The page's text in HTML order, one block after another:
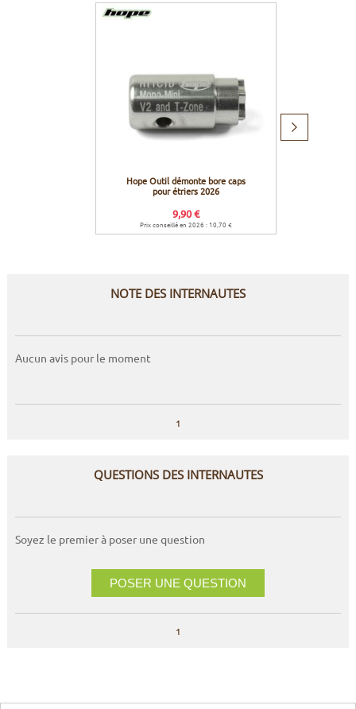
Hope Outil démonte bore caps
pour étriers 2026
9,90 €
Prix conseillé en 2026 : 10,70 €
Produit
NOTE DES INTERNAUTES
Aucun avis pour le moment
1
QUESTIONS DES INTERNAUTES
Soyez le premier à poser une question
POSER UNE QUESTION
1